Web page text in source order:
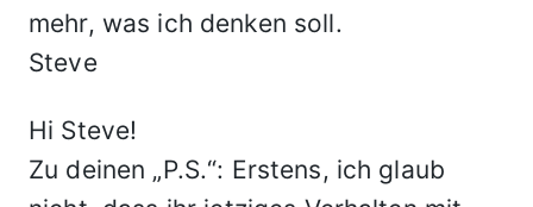
mehr, was ich denken soll.
Steve
Hi Steve!
Zu deinen „P.S.“: Erstens, ich glaub